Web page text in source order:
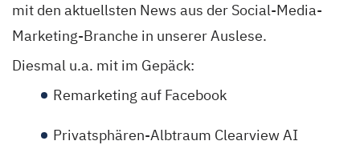
mit den aktuellsten News aus der Social-Media-
Marketing-Branche in unserer Auslese.
Diesmal u.a. mit im Gepäck:
Remarketing auf Facebook
Privatsphären-Albtraum Clearview AI